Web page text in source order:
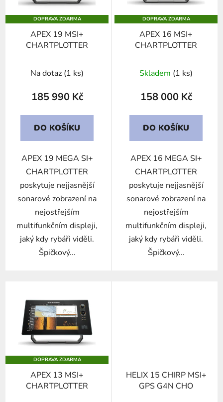
p
r
DOPRAVA ZDARMA
APEX 19 MSI+
CHARTPLOTTER
Na dotaz (1 ks)
185 990 Kč
DO KOŠÍKU
APEX 19 MEGA SI+
CHARTPLOTTER
poskytuje nejjasnější
sonarové zobrazení na
nejostřejším
multifunkčním displeji,
jaký kdy rybáři viděli.
Špičkový...
DOPRAVA ZDARMA
APEX 16 MSI+
CHARTPLOTTER
Skladem (1 ks)
158 000 Kč
DO KOŠÍKU
APEX 16 MEGA SI+
CHARTPLOTTER
poskytuje nejjasnější
sonarové zobrazení na
nejostřejším
multifunkčním displeji,
jaký kdy rybáři viděli.
Špičkový...
DOPRAVA ZDARMA
APEX 13 MSI+
CHARTPLOTTER
HELIX 15 CHIRP MSI+
GPS G4N CHO